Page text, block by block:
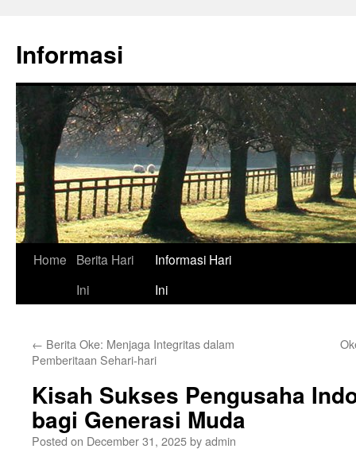
content
Informasi
Home
Berita Hari
Ini
Informasi Hari
Ini
← Berita Oke: Menjaga Integritas dalam
Pemberitaan Sehari-hari
Kisah Sukses Pengusaha
bagi Generasi Muda
Posted on December 31, 2025byadmin